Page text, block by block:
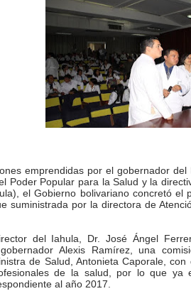
bolivariano avanza en la
merideños aprenden sobre gaita
universitario muestra sus
Nacional de Nutrición celebra
inició talleres para
formación académica de
la economía comunal en
Elías consolida plan de bacheo
emprendidas por el gobernador
Poder Popular para la Salud y la
el Gobierno bolivariano concretó el
suministrada por la directora de
del Iahula, Dr. José Ángel
Alexis Ramírez, una
de Salud, Antonieta Caporale,
de la salud, por lo que ya
al año 2017.